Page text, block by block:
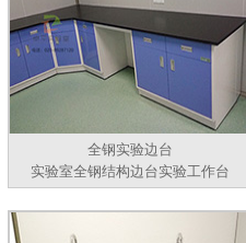
全钢实验边台
实验室全钢结构边台实验工作台